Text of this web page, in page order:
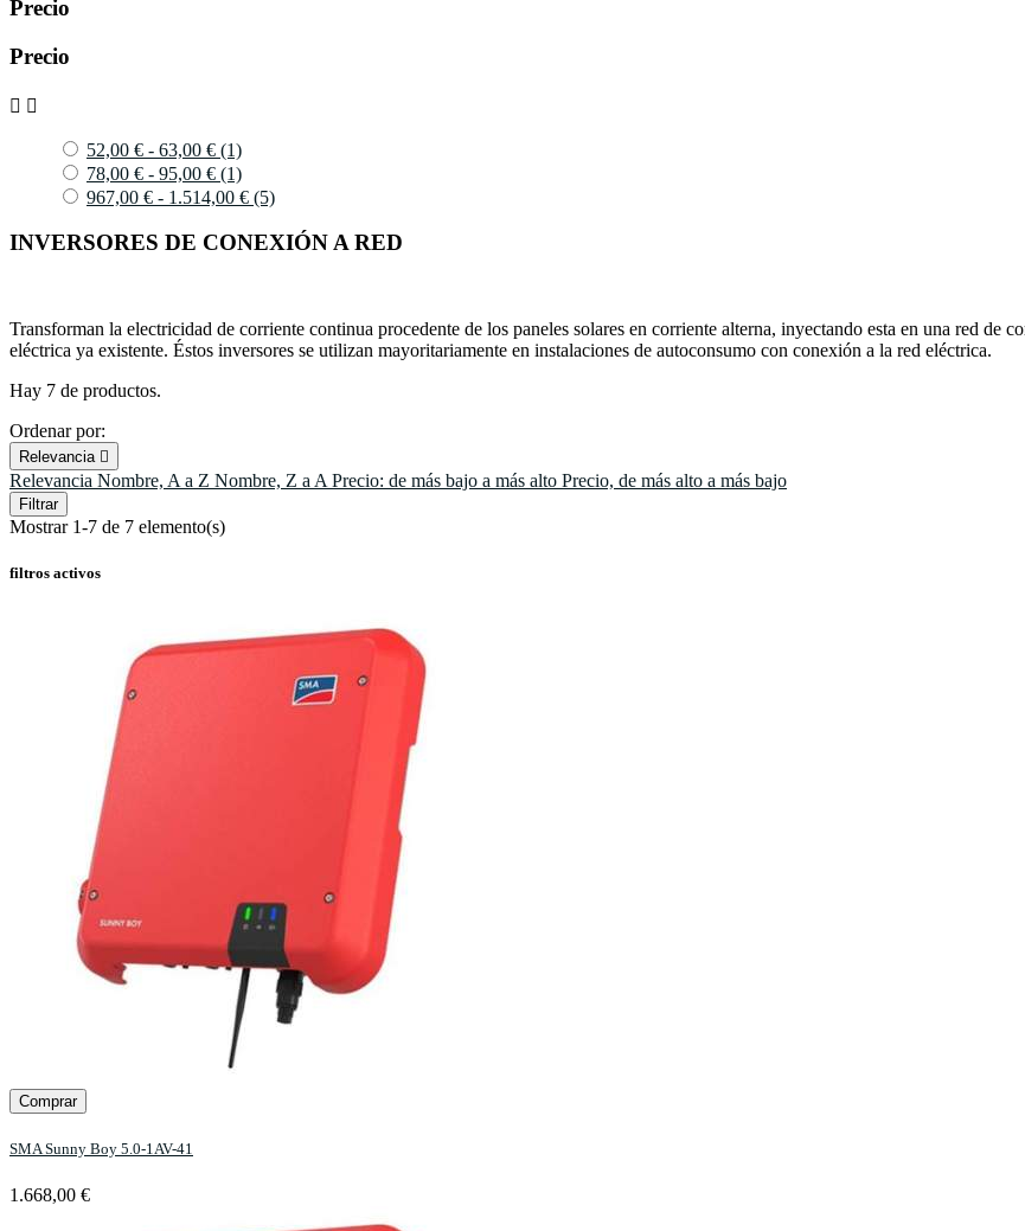
Precio
Precio
 
52,00 € - 63,00 € (1)
78,00 € - 95,00 € (1)
967,00 € - 1.514,00 € (5)
INVERSORES DE CONEXIÓN A RED
Transforman la electricidad de corriente continua procedente de los paneles solares en corriente alterna, inyectando esta en una red de
eléctrica ya existente. Éstos inversores se utilizan mayoritariamente en instalaciones de autoconsumo con conexión a la red eléctrica.
Hay 7 de productos.
Ordenar por:
Relevancia 
Relevancia Nombre, A a Z Nombre, Z a A Precio: de más bajo a más alto Precio, de más alto a más bajo
Filtrar
Mostrar 1-7 de 7 elemento(s)
filtros activos
Comprar
SMA Sunny Boy 5.0-1AV-41
1.668,00 €